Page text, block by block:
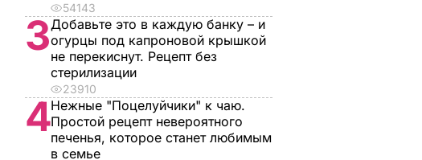
54143
3Добавьте это в каждую банку – и
огурцы под капроновой крышкой
не перекиснут. Рецепт без
стерилизации
23910
4Нежные "Поцелуйчики" к чаю.
Простой рецепт невероятного
печенья, которое станет любимым
в семье